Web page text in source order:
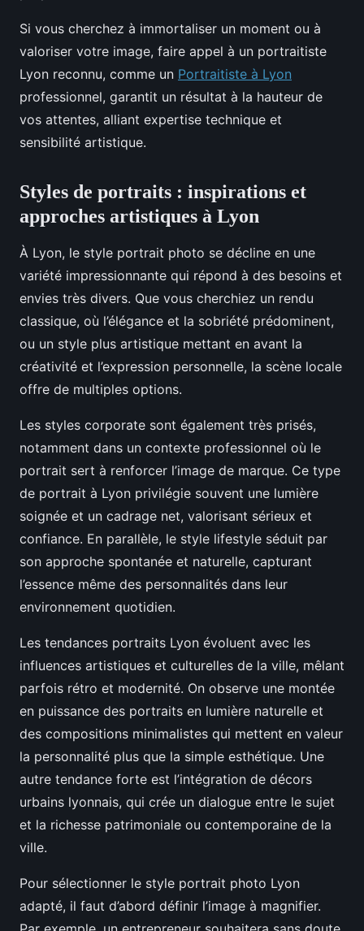
Si vous cherchez à immortaliser un moment ou à
valoriser votre image, faire appel à un portraitiste
Lyon reconnu, comme un Portraitiste à Lyon
professionnel, garantit un résultat à la hauteur de
vos attentes, alliant expertise technique et
sensibilité artistique.
Styles de portraits : inspirations et
approches artistiques à Lyon
À Lyon, le style portrait photo se décline en une
variété impressionnante qui répond à des besoins et
envies très divers. Que vous cherchiez un rendu
classique, où l’élégance et la sobriété prédominent,
ou un style plus artistique mettant en avant la
créativité et l’expression personnelle, la scène locale
offre de multiples options.
Les styles corporate sont également très prisés,
notamment dans un contexte professionnel où le
portrait sert à renforcer l’image de marque. Ce type
de portrait à Lyon privilégie souvent une lumière
soignée et un cadrage net, valorisant sérieux et
confiance. En parallèle, le style lifestyle séduit par
son approche spontanée et naturelle, capturant
l’essence même des personnalités dans leur
environnement quotidien.
Les tendances portraits Lyon évoluent avec les
influences artistiques et culturelles de la ville, mêlant
parfois rétro et modernité. On observe une montée
en puissance des portraits en lumière naturelle et
des compositions minimalistes qui mettent en valeur
la personnalité plus que la simple esthétique. Une
autre tendance forte est l’intégration de décors
urbains lyonnais, qui crée un dialogue entre le sujet
et la richesse patrimoniale ou contemporaine de la
ville.
Pour sélectionner le style portrait photo Lyon
adapté, il faut d’abord définir l’image à magnifier.